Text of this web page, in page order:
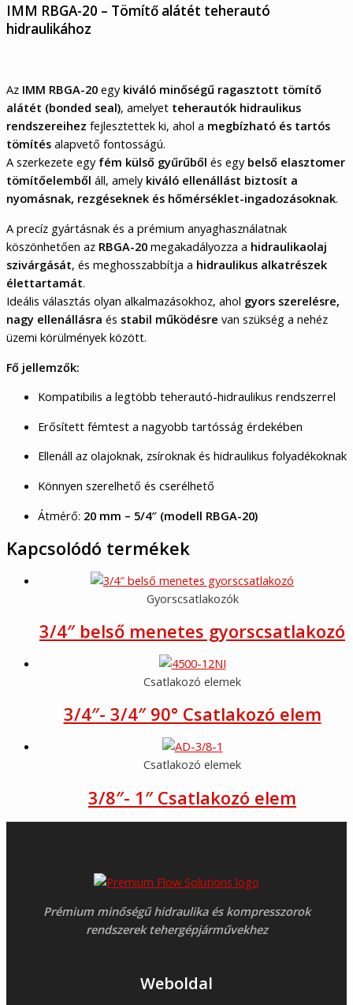
IMM RBGA-20 – Tömítő alátét teherautó
hidraulikához
Az IMM RBGA-20 egy kiváló minőségű ragasztott tömítő
alátét (bonded seal), amelyet teherautók hidraulikus
rendszereihez fejlesztettek ki, ahol a megbízható és tartós
tömítés alapvető fontosságú.
A szerkezete egy fém külső gyűrűből és egy belső elasztomer
tömítőelemből áll, amely kiváló ellenállást biztosít a
nyomásnak, rezgéseknek és hőmérséklet-ingadozásoknak.
A precíz gyártásnak és a prémium anyaghasználatnak
köszönhetően az RBGA-20 megakadályozza a hidraulikaolaj
szivárgását, és meghosszabbítja a hidraulikus alkatrészek
élettartamát.
Ideális választás olyan alkalmazásokhoz, ahol gyors szerelésre,
nagy ellenállásra és stabil működésre van szükség a nehéz
üzemi körülmények között.
Fő jellemzők:
Kompatibilis a legtöbb teherautó-hidraulikus rendszerrel
Erősített fémtest a nagyobb tartósság érdekében
Ellenáll az olajoknak, zsíroknak és hidraulikus folyadékoknak
Könnyen szerelhető és cserélhető
Átmérő: 20 mm – 5/4″ (modell RBGA-20)
Kapcsolódó termékek
Gyorscsatlakozók
3/4″ belső menetes gyorscsatlakozó
Csatlakozó elemek
3/4″- 3/4″ 90° Csatlakozó elem
Csatlakozó elemek
3/8″- 1″ Csatlakozó elem
Prémium minőségű hidraulika és kompresszorok
rendszerek tehergépjárművekhez
Weboldal